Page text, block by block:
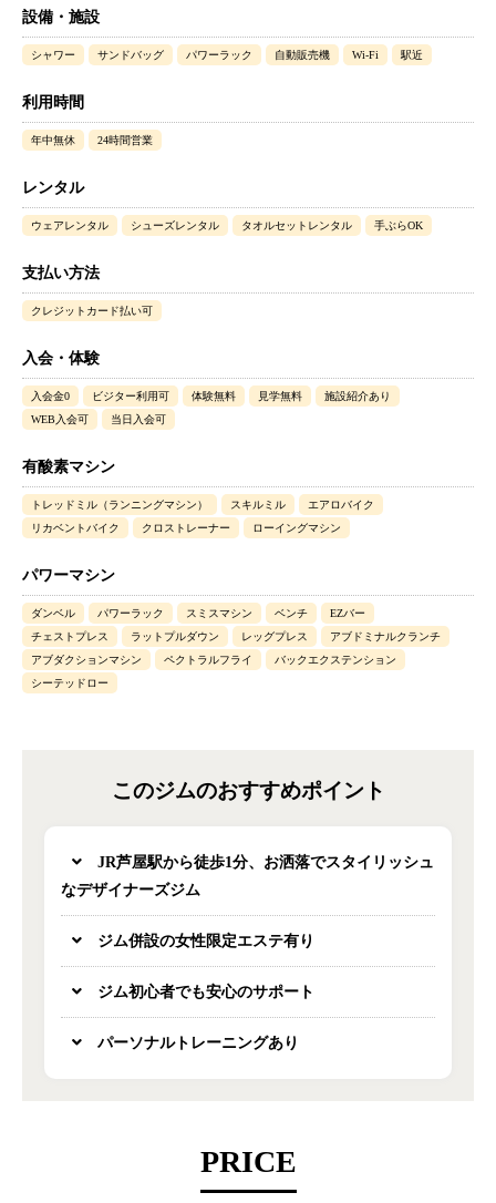
設備・施設
シャワー サンドバッグ パワーラック 自動販売機 Wi-Fi 駅近
利用時間
年中無休 24時間営業
レンタル
ウェアレンタル シューズレンタル タオルセットレンタル 手ぶらOK
支払い方法
クレジットカード払い可
入会・体験
入会金0 ビジター利用可 体験無料 見学無料
施設紹介あり
WEB入会可
当日入会可
有酸素マシン
トレッドミル（ランニングマシン） スキルミル
エアロバイク
リカベントバイク
クロストレーナー ローイングマシン
パワーマシン
ダンベル パワーラック スミスマシン ベンチ
EZバー
チェストプレス
ラットプルダウン レッグプレス
アブドミナルクランチ
アブダクションマシン
ペクトラルフライ
バックエクステンション
シーテッドロー
このジムのおすすめポイント
JR芦屋駅から徒歩1分、お洒落でスタイリッシュ
なデザイナーズジム
ジム併設の女性限定エステ有り
ジム初心者でも安心のサポート
パーソナルトレーニングあり
PRICE